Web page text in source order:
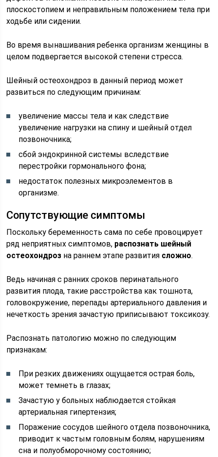
плоскостопием и неправильным положением тела при
ходьбе или сидении.
Во время вынашивания ребенка организм женщины в
целом подвергается высокой степени стресса.
Шейный остеохондроз в данный период может
развиться по следующим причинам:
увеличение массы тела и как следствие
увеличение нагрузки на спину и шейный отдел
позвоночника;
сбой эндокринной системы вследствие
перестройки гормонального фона;
недостаток полезных микроэлементов в
организме.
Сопутствующие симптомы
Поскольку беременность сама по себе провоцирует
ряд неприятных симптомов, распознать шейный
остеохондроз на раннем этапе развития сложно.
Ведь начиная с ранних сроков перинатального
развития плода, такие расстройства как тошнота,
головокружение, перепады артериального давления и
нечеткость зрения зачастую приписывают токсикозу.
Распознать патологию можно по следующим
признакам:
При резких движениях ощущается острая боль,
может темнеть в глазах;
Зачастую у больных наблюдается стойкая
артериальная гипертензия;
Поражение сосудов шейного отдела позвоночника,
приводит к частым головным болям, нарушениям
сна и полуобморочному состоянию;